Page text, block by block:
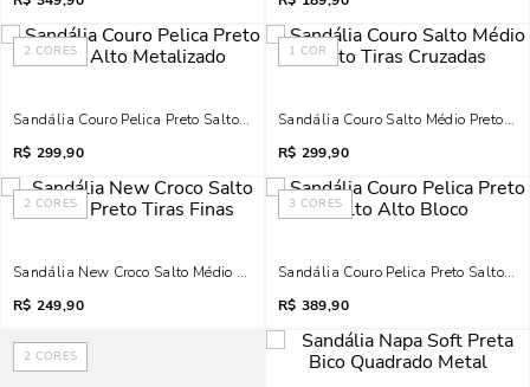
2 CORES
Sandália Couro Pelica Preto Salto Alto Metalizado
R$ 299,90
1 COR
Sandália Couro Salto Médio Preto
R$ 299,90
2 CORES
Sandália New Croco Salto Médio Preto Tiras Finas
R$ 249,90
3 CORES
Sandália Couro Pelica Preto Salto
R$ 389,90
2 CORES